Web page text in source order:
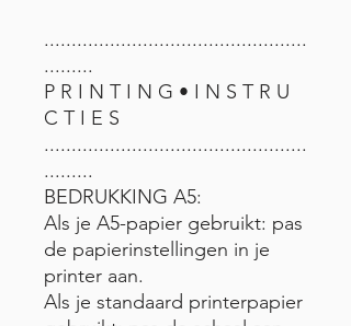
................................................
.........
P R I N T I N G • I N S T R U
C T I E S
................................................
.........
BEDRUKKING A5:
Als je A5-papier gebruikt: pas
de papierinstellingen in je
printer aan.
Als je standaard printerpapier